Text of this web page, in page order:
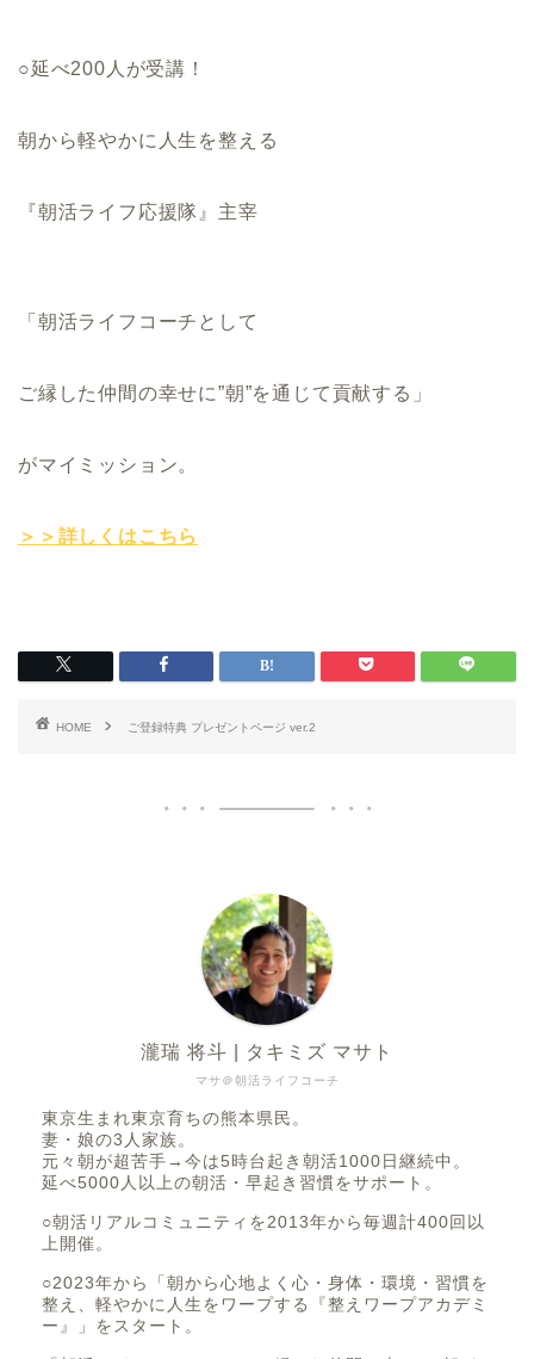
○延べ200人が受講！
朝から軽やかに人生を整える
『朝活ライフ応援隊』主宰
「朝活ライフコーチとして
ご縁した仲間の幸せに”朝”を通じて貢献する」
がマイミッション。
＞＞詳しくはこちら
HOME ご登録特典 プレゼントページ ver.2
マサ＠朝活ライフコーチ
瀧瑞 将斗 | タキミズ マサト
東京生まれ東京育ちの熊本県民。
妻・娘の3人家族。
元々朝が超苦手→今は5時台起き朝活1000日継続中。
延べ5000人以上の朝活・早起き習慣をサポート。
○朝活リアルコミュニティを2013年から毎週計400回以
上開催。
○2023年から「朝から心地よく心・身体・環境・習慣を
整え、軽やかに人生をワープする『整えワープアカデミ
ー』」をスタート。